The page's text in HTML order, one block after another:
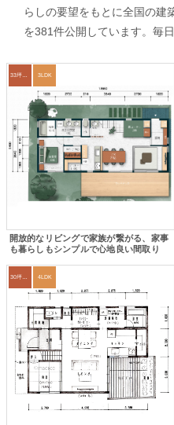
らしの要望をもとに全国の建
を381件公開しています。毎
3LDK
開放的なリビングで家族が繋がる、家事
も暮らしもシンプルで心地良い間取り
4LDK